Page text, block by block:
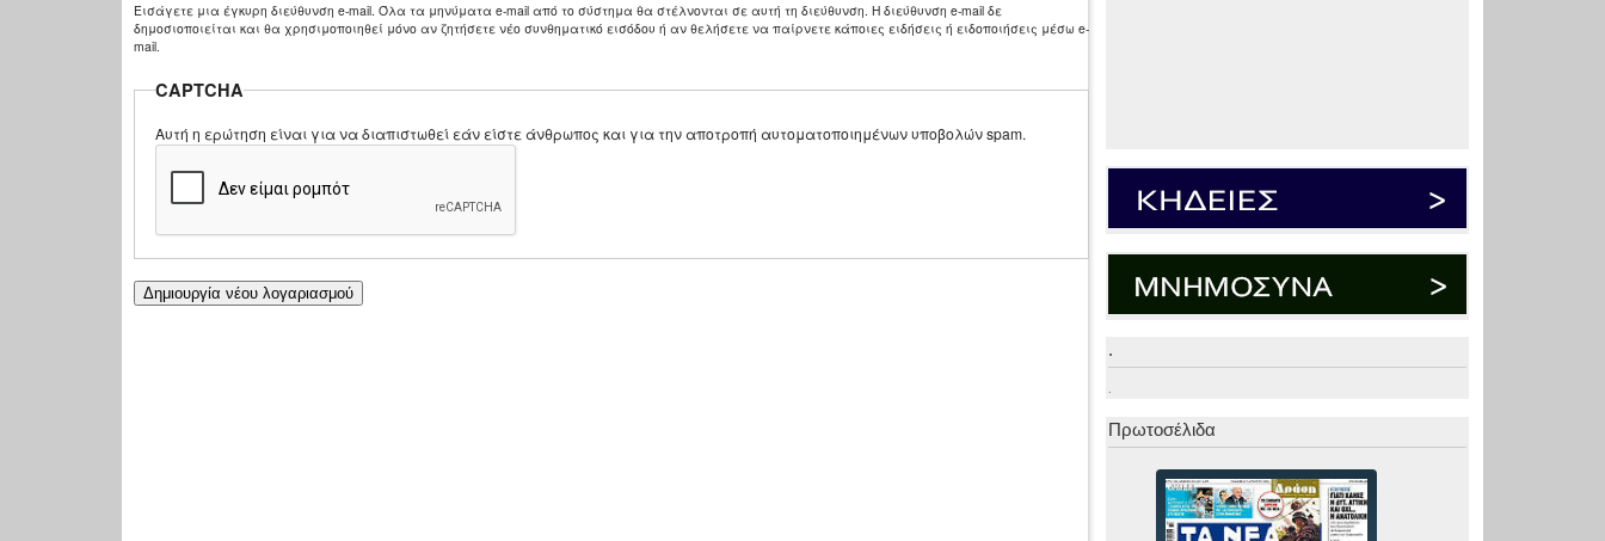
Εισάγετε μια έγκυρη διεύθυνση e-mail. Όλα τα μηνύματα e-mail από το σύστημα θα στέλνονται σε αυτή τη διεύθυνση. Η διεύθυνση e-mail δε
δημοσιοποιείται και θα χρησιμοποιηθεί μόνο αν ζητήσετε νέο συνθηματικό εισόδου ή αν θελήσετε να παίρνετε κάποιες ειδήσεις ή ειδοποιήσεις μέσω e-
mail.
CAPTCHA
Αυτή η ερώτηση είναι για να διαπιστωθεί εάν είστε άνθρωπος και για την αποτροπή αυτοματοποιημένων υποβολών spam.
.
.
Πρωτοσέλιδα